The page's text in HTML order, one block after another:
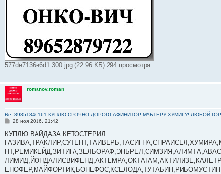
577de7136e6d1.300.jpg (22.96 КБ) 294 просмотра
romanov.roman
Re: 89851846161 КУПЛЮ СРОЧНО ДОРОГО АФИНИТОР МАБТЕРУ ХУМИРУ! ЛЮБОЙ
С
о
щ
е
н
и
е
28 ноя 2016, 21:42
КУПЛЮ ВАЙДАЗА КЕТОСТЕРИЛ